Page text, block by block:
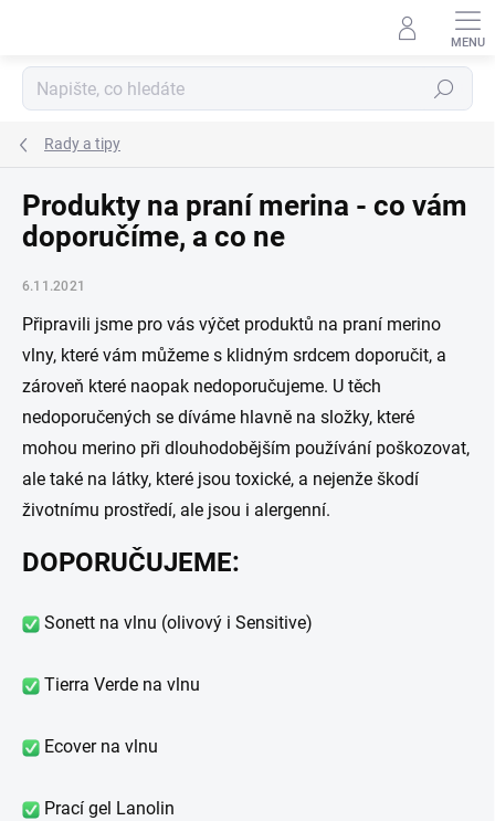
Hledat
Rady a tipy
Produkty na praní merina - co vám
doporučíme, a co ne
6.11.2021
Připravili jsme pro vás výčet produktů na praní merino
vlny, které vám můžeme s klidným srdcem doporučit, a
zároveň které naopak nedoporučujeme. U těch
nedoporučených se díváme hlavně na složky, které
mohou merino při dlouhodobějším používání poškozovat,
ale také na látky, které jsou toxické, a nejenže škodí
životnímu prostředí, ale jsou i alergenní.
DOPORUČUJEME:
Sonett na vlnu (olivový i Sensitive)
Tierra Verde na vlnu
Ecover na vlnu
Prací gel Lanolin